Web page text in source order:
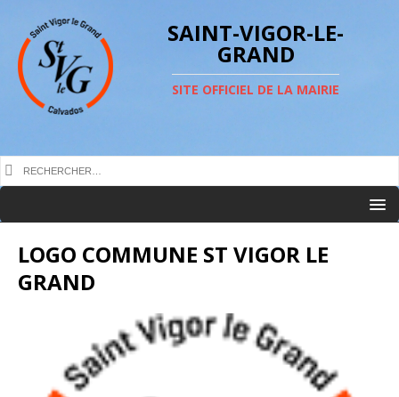
SAINT-VIGOR-LE-
GRAND
SITE OFFICIEL DE LA MAIRIE
LOGO COMMUNE ST VIGOR LE
GRAND